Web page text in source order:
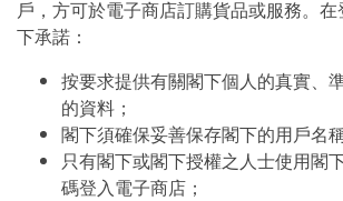
戶，方可於電子商店訂購貨品或服務。在
下承諾：
按要求提供有關閣下個人的真實、
的資料；
閣下須確保妥善保存閣下的用戶名
只有閣下或閣下授權之人士使用閣
碼登入電子商店；